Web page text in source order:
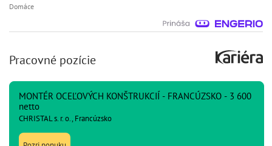
Domáce
Pracovné pozície
MONTÉR OCEĽOVÝCH KONŠTRUKCIÍ - FRANCÚZSKO - 3 600
netto
CHRISTAL s. r. o., Francúzsko